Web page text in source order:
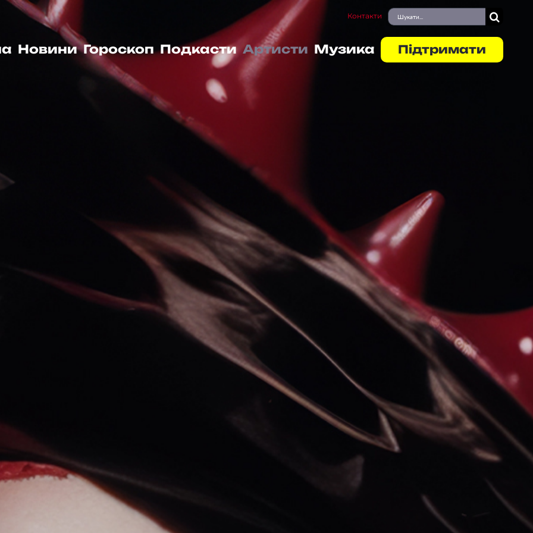
Контакти
Пошук
...
Новини Гороскоп Подкасти Артисти Музика Підтримати